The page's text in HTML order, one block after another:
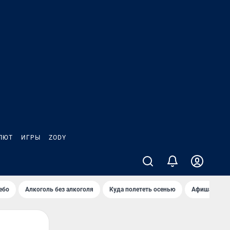
ИГРЫ ZODY
Алкоголь без алкоголя Куда полететь осенью Афиша на